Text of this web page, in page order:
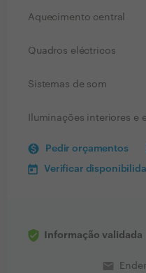
Aquecimento central
Quadros eléctricos
Sistemas de som
Iluminações interiores e
Pedir orçamentos
Verificar
Informação validada
email